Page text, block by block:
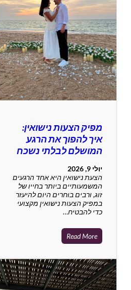
מפיק הצעות נישואין:
איך להפוך את הרגע
המושלם לבלתי נשכח
יולי 9, 2026
הצעת נישואין היא אחד הרגעים
המשמעותיים ביותר בחייו של
זוג, ורבים בוחרים היום להיעזר
במפיק הצעות נישואין מקצועי
כדי להבטיח…
Read More